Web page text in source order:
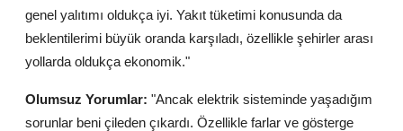
genel yalıtımı oldukça iyi. Yakıt tüketimi konusunda da
beklentilerimi büyük oranda karşıladı, özellikle şehirler arası
yollarda oldukça ekonomik."
Olumsuz Yorumlar: "Ancak elektrik sisteminde yaşadığım
sorunlar beni çileden çıkardı. Özellikle farlar ve gösterge